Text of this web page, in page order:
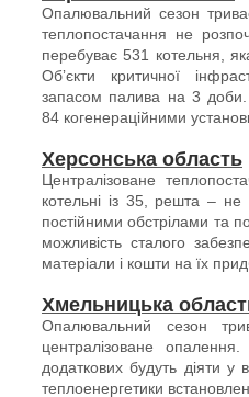
Опалювальний сезон
теплопостачання не
перебуває 531 котельня,
Обʼєкти критичної
запасом палива на 3 доби.
84 когенераційними
Херсонська область
Централізоване
котельні із 35, решта –
постійними обстрілами та
можливість сталого
матеріали і кошти на їх
Хмельницька
Опалювальний сезон
централізоване
додаткових будуть діяти у
теплоенергетики